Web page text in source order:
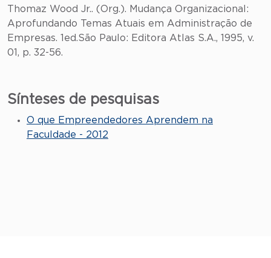
Thomaz Wood Jr.. (Org.). Mudança Organizacional:
Aprofundando Temas Atuais em Administração de
Empresas. 1ed.São Paulo: Editora Atlas S.A., 1995, v.
01, p. 32-56.
Sínteses de pesquisas
O que Empreendedores Aprendem na
Faculdade - 2012